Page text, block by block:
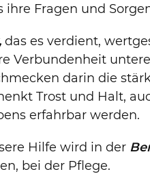
Fragen und
das es verdient,
Verbundenheit
darin die
Trost und Halt,
erfahrbar werden.
Hilfe wird in der
bei der Pflege.